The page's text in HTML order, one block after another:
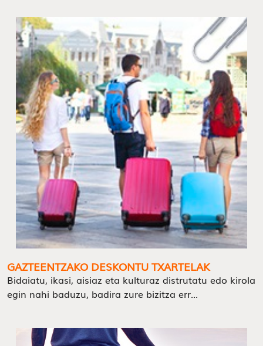
GAZTEENTZAKO DESKONTU TXARTELAK
Bidaiatu, ikasi, aisiaz eta kulturaz distrutatu edo kirola
egin nahi baduzu, badira zure bizitza err...